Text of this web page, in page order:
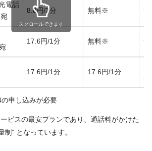
電話
8.8円/3分 無料※
17.6円/1分 無料※
17.6円/1分 17.6円/1分
申し込みが必要
スクロールできます
ビスの最安プランであり、通話料がかけた
制” となっています。